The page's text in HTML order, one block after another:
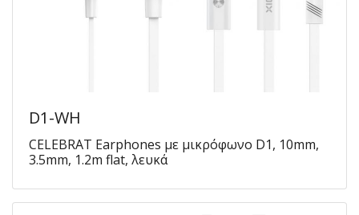
D1-WH
CELEBRAT Earphones με μικρόφωνο D1, 10mm,
3.5mm, 1.2m flat, λευκά